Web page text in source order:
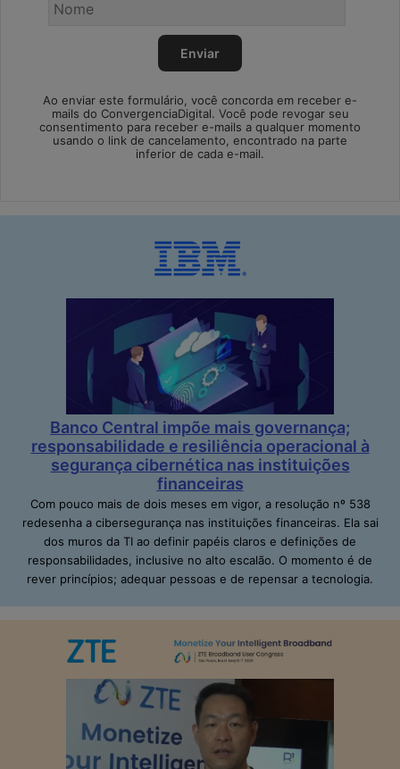
Ao enviar este formulário, você concorda em receber e-
mails do ConvergenciaDigital. Você pode revogar seu
consentimento para receber e-mails a qualquer momento
usando o link de cancelamento, encontrado na parte
inferior de cada e-mail.
Banco Central impõe mais governança;
responsabilidade e resiliência operacional à
segurança cibernética nas instituições
financeiras
Com pouco mais de dois meses em vigor, a resolução nº 538
redesenha a cibersegurança nas instituições financeiras. Ela sai
dos muros da TI ao definir papéis claros e definições de
responsabilidades, inclusive no alto escalão. O momento é de
rever princípios; adequar pessoas e de repensar a tecnologia.